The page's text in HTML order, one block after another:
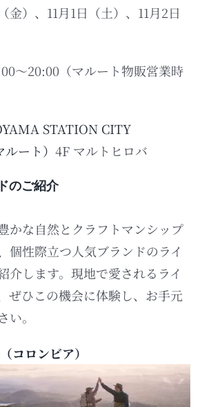
金）、11月1日（土）、11月2日
～20:00（マルート物販営業時
STATION CITY
ート） 4F マルトヒロバ
のご紹介
かな自然とクラフトマンシップ
個性際立つ人気ブランドのライ
介します。現地で愛されるライ
ぜひこの機会に体験し、お手元
い。
ロンビア）